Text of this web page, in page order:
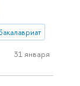
31 января